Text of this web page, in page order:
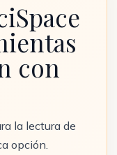
con
la lectura de
opción.